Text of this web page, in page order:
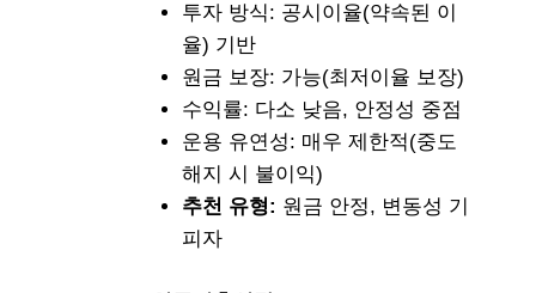
투자 방식: 공시이율(약속된 이
율) 기반
원금 보장: 가능(최저이율 보장)
수익률: 다소 낮음, 안정성 중점
운용 유연성: 매우 제한적(중도
해지 시 불이익)
추천 유형: 원금 안정, 변동성 기
피자